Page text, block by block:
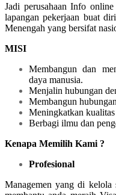
Jadi perusahaan Info
lapangan pekerjaan buat
Menengah yang bersifat
MISI
Membangun dan
daya manusia.
Menjalin hubungan
Membangun
Meningkatkan
Berbagi ilmu dan
Kenapa Memilih Kami ?
Profesional
Managemen yang di kelola